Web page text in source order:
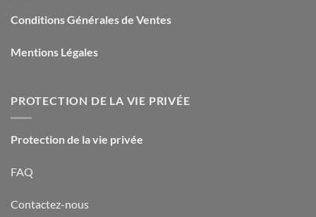
Conditions Générales de Ventes
Mentions Légales
PROTECTION DE LA VIE PRIVÉE
Protection de la vie privée
FAQ
Contactez-nous